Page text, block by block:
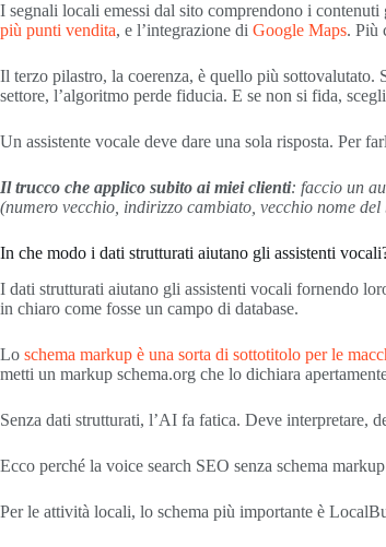
I segnali locali emessi dal sito comprendono i
più punti vendita, e l’integrazione di Google Maps. Più
Il terzo pilastro, la coerenza, è quello più sottovalutato.
settore, l’algoritmo perde fiducia. E se non si fida,
Un assistente vocale deve dare una sola risposta. Per
Il trucco che applico subito ai miei clienti: faccio un
(numero vecchio, indirizzo cambiato, vecchio nome
In che modo i dati strutturati aiutano gli assistenti
I dati strutturati aiutano gli assistenti vocali fornendo
in chiaro come fosse un campo di database.
Lo schema markup è una sorta di sottotitolo per le
metti un markup schema.org che lo dichiara
Senza dati strutturati, l’AI fa fatica. Deve interpretare,
Ecco perché la voice search SEO senza schema
Per le attività locali, lo schema più importante è